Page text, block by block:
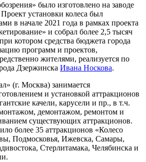
было изготовлено на заводе
установки колеса был
в начале 2021 года в рамках проекта
и собрал более 2,5 тысяч
котором средства бюджета города
программ и проектов,
жителями, реализуется по
Дзержинска Ивана Носкова.
(г. Москва) занимается
и установкой аттракционов
качели, карусели и пр., в т.ч.
демонтажом, ремонтом и
существующих аттракционов.
более 35 аттракционов «Колесо
Подмосковья, Ижевска, Самары,
Стерлитамака, Челябинска и